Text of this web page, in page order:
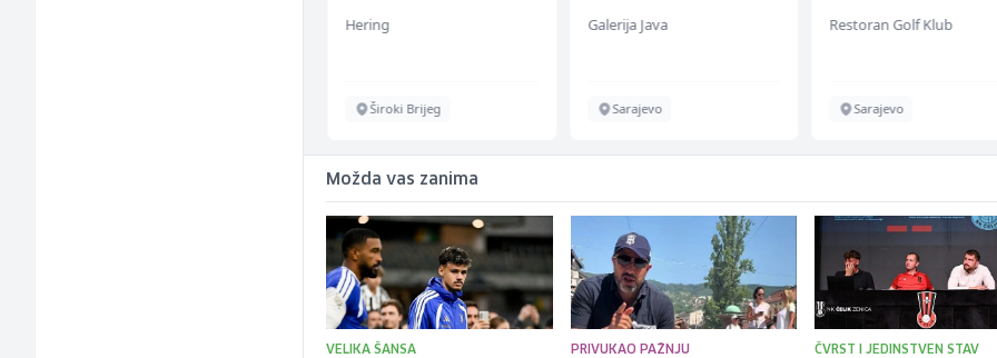
Hering
Široki Brijeg
Galerija Java
Sarajevo
Restoran Golf Klub
Sarajevo
Možda vas zanima
VELIKA ŠANSA PRIVUKAO PAŽNJU ČVRST I JEDINSTVEN STAV